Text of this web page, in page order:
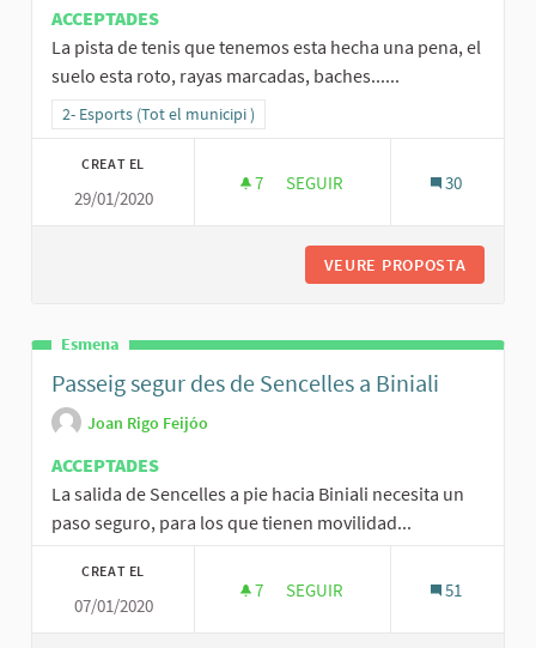
ACCEPTADES
La pista de tenis que tenemos esta hecha una pena, el
suelo esta roto, rayas marcadas, baches......
Resultats al filtrar per la categoria: 2- Esports (Tot el municipi )
2- Esports (Tot el municipi )
CREAT EL
29/01/2020
7 7 SEGUIDORES
SEGUIR 30
VEURE PROPOSTA
Esmena
Passeig segur des de Sencelles a Biniali
Joan Rigo Feijóo
ACCEPTADES
La salida de Sencelles a pie hacia Biniali necesita un
paso seguro, para los que tienen movilidad...
CREAT EL
07/01/2020
7 7 SEGUIDORES
SEGUIR 51